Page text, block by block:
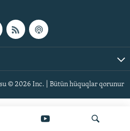
© 2026 Inc. | Bütün hüquqlar qorunur